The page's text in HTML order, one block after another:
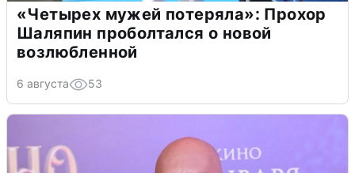
«Четырех мужей потеряла»: Прохор
Шаляпин проболтался о новой
возлюбленной
6 августа 53